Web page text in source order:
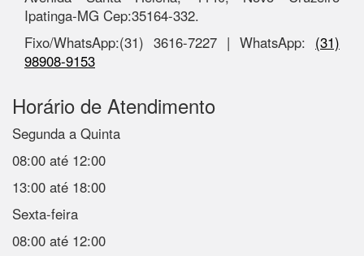
Ipatinga-MG Cep:35164-332.
Fixo/WhatsApp:(31) 3616-7227 | WhatsApp: (31)
98908-9153
Horário de Atendimento
Segunda a Quinta
08:00 até 12:00
13:00 até 18:00
Sexta-feira
08:00 até 12:00